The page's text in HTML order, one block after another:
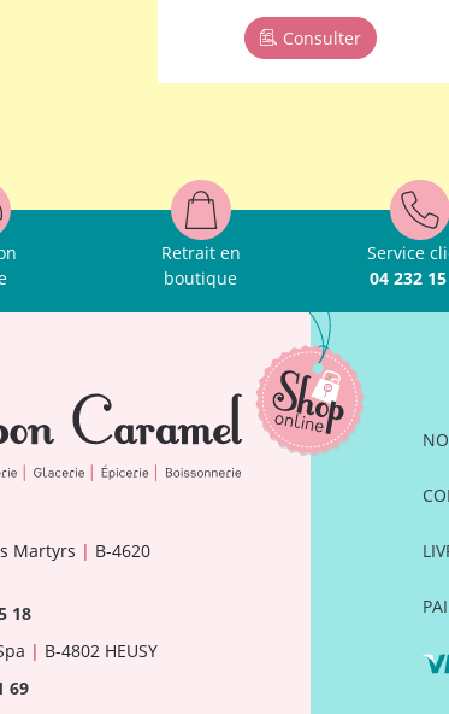
Consulter
Retrait en
boutique
Service
04 232
Martyrs | B-4620
18
| B-4802 HEUSY
69